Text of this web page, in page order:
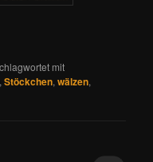
mit
,Stöckchen,wälzen,